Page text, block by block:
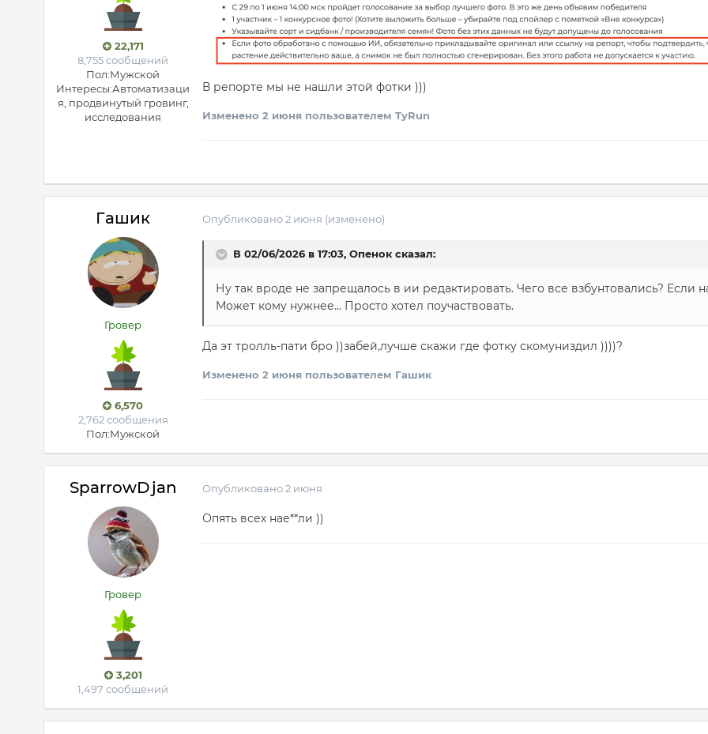
22,171
8,755 сообщений
Пол:Мужской
Интересы:Автоматизаци
я, продвинутый гровинг,
исследования
В репорте мы не нашли этой фотки )))
Изменено 2 июня пользователем TyRun
Гашик
Гровер
6,570
2,762 сообщения
Пол:Мужской
Опубликовано2 июня (изменено)
В 02/06/2026 в 17:03, Опеноксказал:
Ну так вроде не запрещалось в ии редактировать. Чего все взбунтовались? Если
Может кому нужнее... Просто хотел поучаствовать.
Да эт тролль-пати бро ))забей,лучше скажи где фотку скомуниздил ))))?
Изменено 2 июня пользователем Гашик
SparrowDjan
Гровер
3,201
1,497 сообщений
Опубликовано2 июня
Опять всех нае**ли ))